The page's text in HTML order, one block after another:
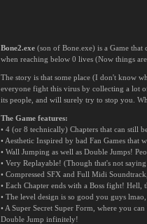
Bone2.exe (son of Bone.exe) is a Game
when reaching below 0 lives (Now things
The story is that some place (I don't know
everyone fight this virus by collecting a lot
its people, and will surely try to stop you.
The Game features:
• 4 (or 8 technically) Chapters that can still
• Aesthetic Inspired by bad Fan Games that
• Wall Jumping as well as Double Jumps!
• Very Replayable! (Though that's not
• Compressed SFX and Full Midi
• Each Chapter ends with a Boss fight! Hell,
• The level design is so good you guys lmao,
• A Super Secret Super Form, where you
Double Jump infinitely!